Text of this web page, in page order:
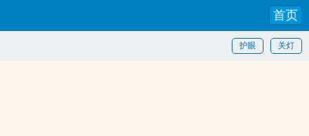
首页
关灯
护眼